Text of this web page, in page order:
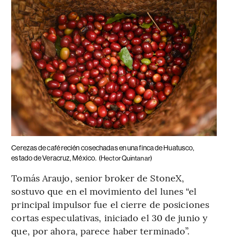
Cerezas de café recién cosechadas en una finca de Huatusco,
estado de Veracruz, México. (Hector Quintanar)
Tomás Araujo, senior broker de StoneX,
sostuvo que en el movimiento del lunes “el
principal impulsor fue el cierre de posiciones
cortas especulativas, iniciado el 30 de junio y
que, por ahora, parece haber terminado”.